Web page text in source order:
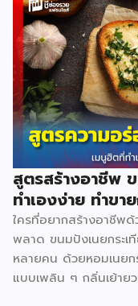
สูตรสร้างอาชีพ
ทำเองง่าย ทำขา
ใครที่อยากสร้างอาชีพ
พลาด ขนมปังเนยกระเ
หลายคน ด้วยหอมเนยก
แบบเพลิน ๆ กลิ่นเย้าย